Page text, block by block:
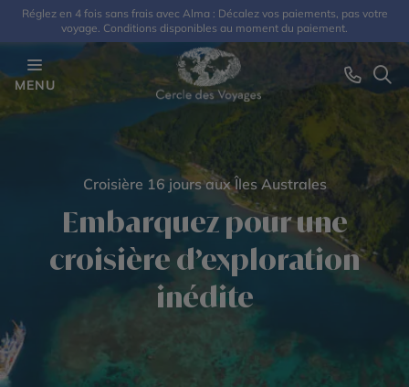
Réglez en 4 fois sans frais avec Alma : Décalez vos paiements, pas votre
voyage. Conditions disponibles au moment du paiement.
MENU
Croisière 16 jours aux Îles Australes
Embarquez pour une
croisière d’exploration
inédite